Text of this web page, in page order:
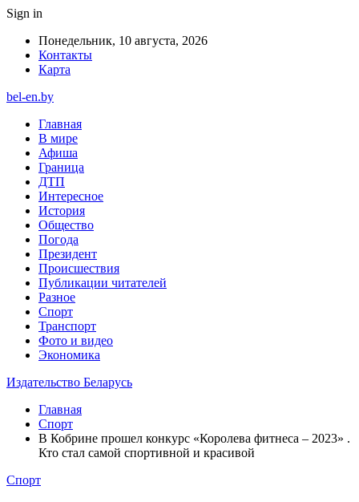
Sign in
Понедельник, 10 августа, 2026
Контакты
Карта
bel-en.by
Главная
В мире
Афиша
Граница
ДТП
Интересное
История
Общество
Погода
Президент
Происшествия
Публикации читателей
Разное
Спорт
Транспорт
Фото и видео
Экономика
Издательство Беларусь
Главная
Спорт
В Кобрине прошел конкурс «Королева фитнеса – 2023» .
Кто стал самой спортивной и красивой
Спорт